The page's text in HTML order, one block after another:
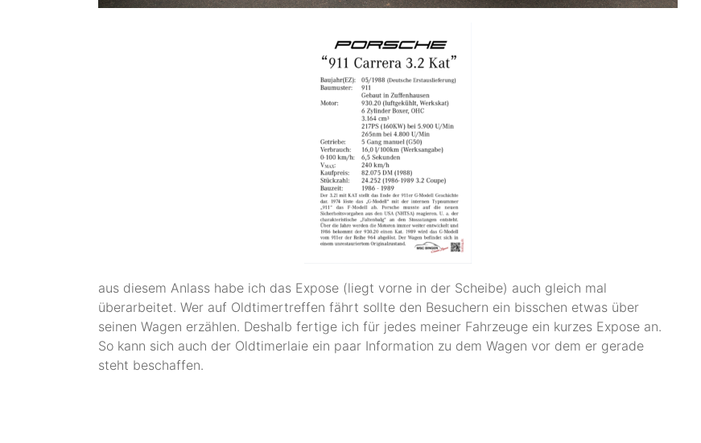
aus diesem Anlass habe ich das Expose (liegt vorne in der Scheibe) auch gleich mal
überarbeitet. Wer auf Oldtimertreffen fährt sollte den Besuchern ein bisschen etwas über
seinen Wagen erzählen. Deshalb fertige ich für jedes meiner Fahrzeuge ein kurzes Expose an.
So kann sich auch der Oldtimerlaie ein paar Information zu dem Wagen vor dem er gerade
steht beschaffen.